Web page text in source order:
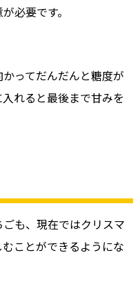
必要です。
ってだんだんと糖度が
れると最後まで甘みを
も、現在ではクリスマ
ことができるようにな